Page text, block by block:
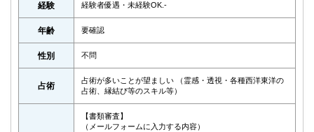
経験 経験者優遇・未経験OK.-
年齢 要確認
性別 不問
占術
占術が多いことが望ましい （霊感・透視・各種西洋東洋の
占術、縁結び等のスキル等）
【書類審査】
（メールフォームに入力する内容）